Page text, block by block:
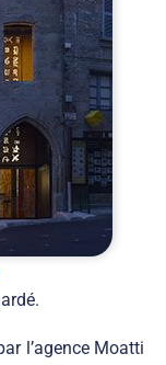
l’agence Moatti